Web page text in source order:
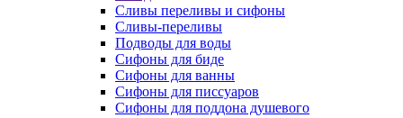
Сливы переливы и сифоны
Сливы-переливы
Подводы для воды
Сифоны для биде
Сифоны для ванны
Сифоны для писсуаров
Сифоны для поддона душевого